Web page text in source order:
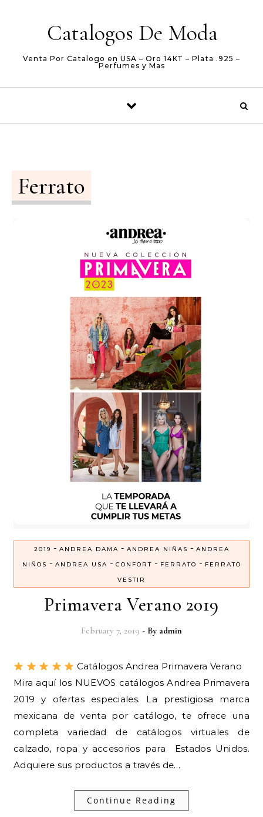
Catalogos De Moda
Venta Por Catalogo en USA – Oro 14KT – Plata .925 –
Perfumes y Mas
Ferrato
2019 - ANDREA DAMA - ANDREA NIÑAS - ANDREA
NIÑOS - ANDREA USA - CONFORT - FERRATO - FERRATO
VESTIR
Primavera Verano 2019
February 7, 2019 - By admin
Catálogos Andrea Primavera Verano
Mira aquí los NUEVOS catálogos Andrea Primavera
2019 y ofertas especiales. La prestigiosa marca
mexicana de venta por catálogo, te ofrece una
completa variedad de catálogos virtuales de
calzado, ropa y accesorios para Estados Unidos.
Adquiere sus productos a través de…
Continue Reading